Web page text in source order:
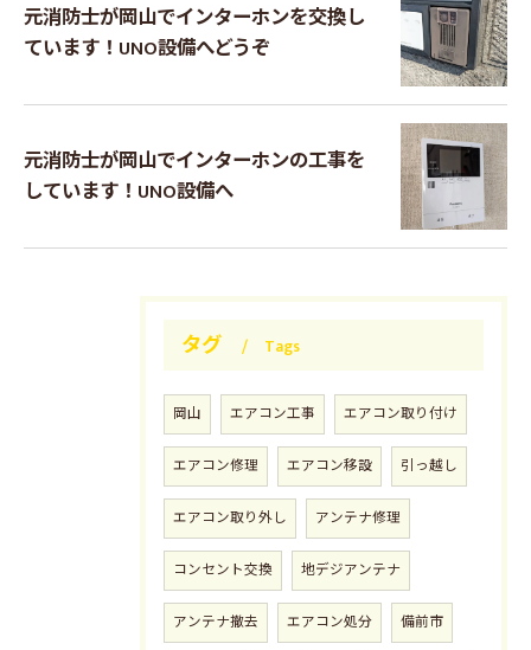
元消防士が岡山でインターホンを交換し
ています！UNO設備へどうぞ
元消防士が岡山でインターホンの工事を
しています！UNO設備へ
タグ Tags
岡山 エアコン工事 エアコン取り付け
エアコン修理 エアコン移設 引っ越し
エアコン取り外し アンテナ修理
コンセント交換 地デジアンテナ
アンテナ撤去 エアコン処分 備前市